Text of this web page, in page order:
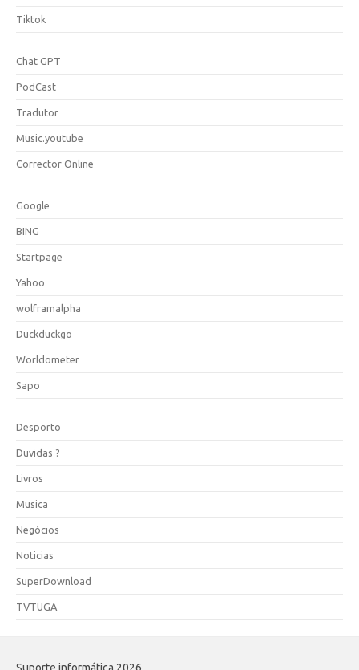
Tiktok
Chat GPT
PodCast
Tradutor
Music.youtube
Corrector Online
Google
BING
Startpage
Yahoo
wolframalpha
Duckduckgo
Worldometer
Sapo
Desporto
Duvidas ?
Livros
Musica
Negócios
Noticias
SuperDownload
TVTUGA
Suporte informática 2026